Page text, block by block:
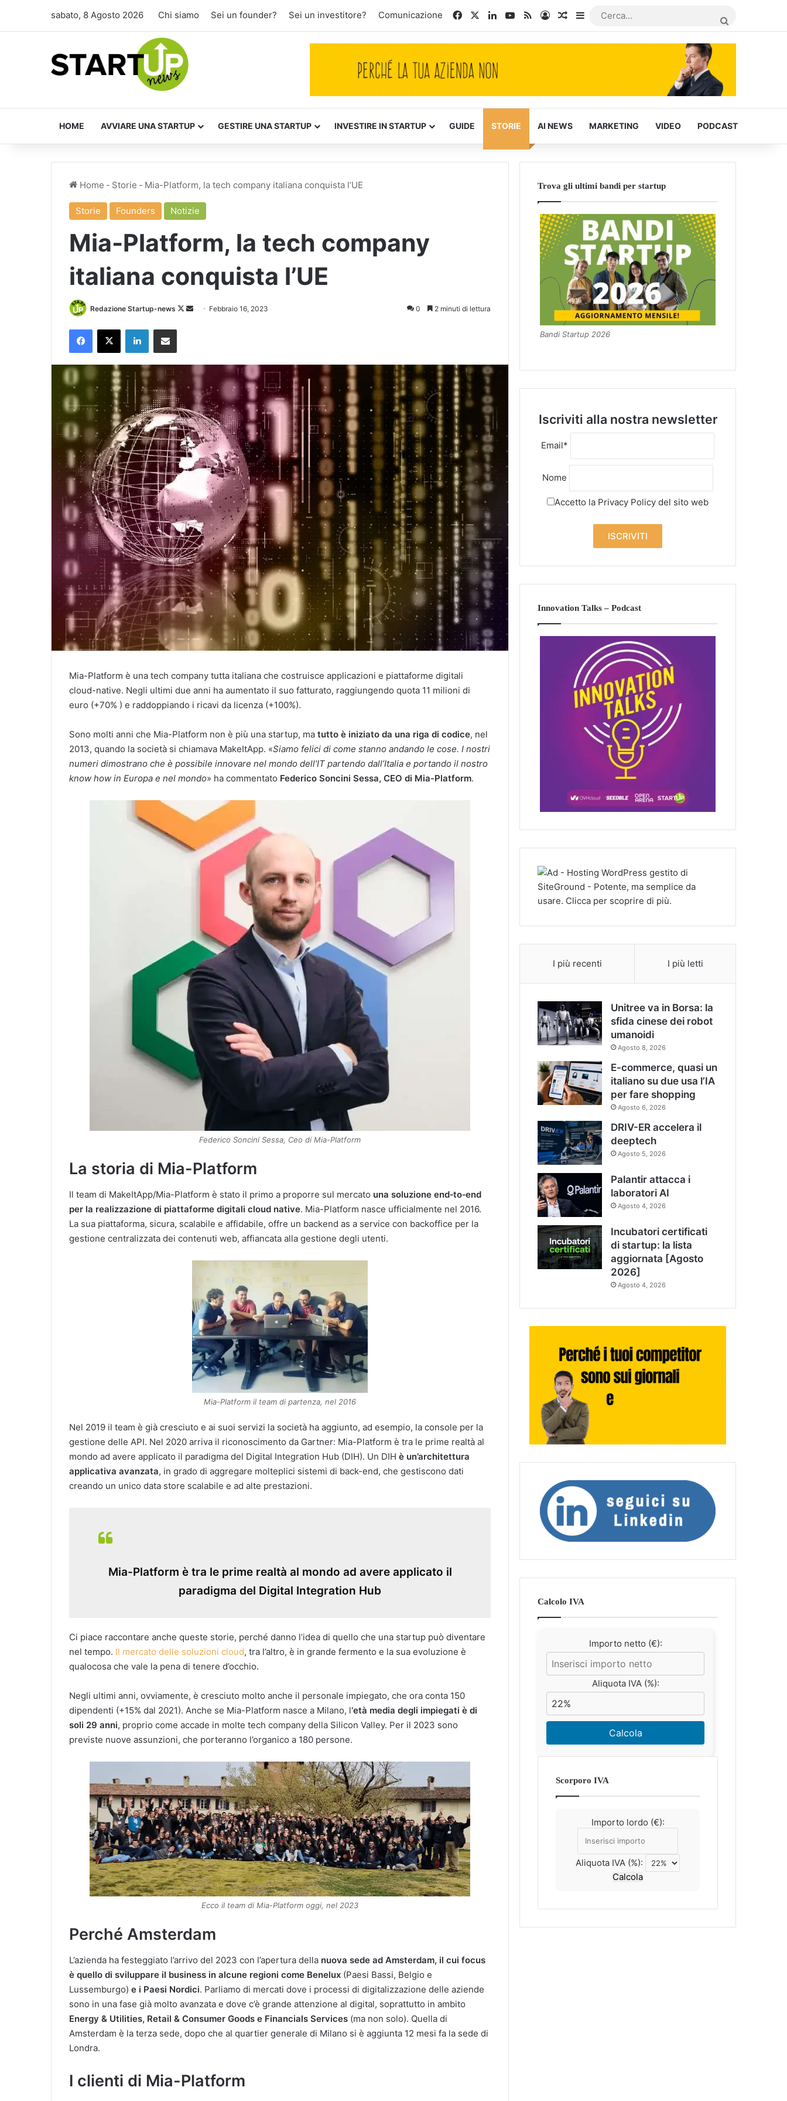
sabato, 8 Agosto 2026 Chi siamo Sei un founder? Sei un investitore? Comunicazione FacebookLinkedInYou Tube
RSSAccediArticoli Casuali
Barra laterale
HOME AVVIARE UNA STARTUP GESTIRE UNA STARTUP INVESTIRE IN STARTUP GUIDE STORIE AI NEWS MARKETING VIDEO PODCAST
Home - Storie - Mia-Platform, la tech company italiana conquista l’UE
Storie Founders Notizie
Mia-Platform, la tech company
italiana conquista l’UE
Redazione Startup-news
Follow
Invia Febbraio 16, 2023 0 2 minuti di lettura
Facebook
X LinkedInCondividi via Email
Mia-Platform è una tech company tutta italiana che costruisce applicazioni e piattaforme digitali
cloud-native. Negli ultimi due anni ha aumentato il suo fatturato, raggiungendo quota 11 milioni di
euro (+70% ) e raddoppiando i ricavi da licenza (+100%).
Sono molti anni che Mia-Platform non è più una startup, ma tutto è iniziato da una riga di codice, nel
2013, quando la società si chiamava MakeItApp. «Siamo felici di come stanno andando le cose. I nostri
numeri dimostrano che è possibile innovare nel mondo dell’IT partendo dall’Italia e portando il nostro
know how in Europa e nel mondo» ha commentato Federico Soncini Sessa, CEO di Mia-Platform.
Federico Soncini Sessa, Ceo di Mia-Platform
La storia di Mia-Platform
Il team di MakeItApp/Mia-Platform è stato il primo a proporre sul mercato una soluzione end‑to‑end
per la realizzazione di piattaforme digitali cloud native. Mia-Platform nasce ufficialmente nel 2016.
La sua piattaforma, sicura, scalabile e affidabile, offre un backend as a service con backoffice per la
gestione centralizzata dei contenuti web, affiancata alla gestione degli utenti.
Mia-Platform il team di partenza, nel 2016
Nel 2019 il team è già cresciuto e ai suoi servizi la società ha aggiunto, ad esempio, la console per la
gestione delle API. Nel 2020 arriva il riconoscimento da Gartner: Mia-Platform è tra le prime realtà al
mondo ad avere applicato il paradigma del Digital Integration Hub (DIH). Un DIH è un’architettura
applicativa avanzata, in grado di aggregare molteplici sistemi di back-end, che gestiscono dati
creando un unico data store scalabile e ad alte prestazioni.
Mia-Platform è tra le prime realtà al mondo ad avere applicato il
paradigma del Digital Integration Hub
Ci piace raccontare anche queste storie, perché danno l’idea di quello che una startup può diventare
nel tempo. Il mercato delle soluzioni cloud, tra l’altro, è in grande fermento e la sua evoluzione è
qualocosa che vale la pena di tenere d’occhio.
Negli ultimi anni, ovviamente, è cresciuto molto anche il personale impiegato, che ora conta 150
dipendenti (+15% dal 2021). Anche se Mia-Platform nasce a Milano, l‘età media degli impiegati è di
soli 29 anni, proprio come accade in molte tech company della Silicon Valley. Per il 2023 sono
previste nuove assunzioni, che porteranno l’organico a 180 persone.
Ecco il team di Mia-Platform oggi, nel 2023
Perché Amsterdam
L’azienda ha festeggiato l’arrivo del 2023 con l’apertura della nuova sede ad Amsterdam, il cui focus
è quello di sviluppare il business in alcune regioni come Benelux (Paesi Bassi, Belgio e
Lussemburgo) e i Paesi Nordici. Parliamo di mercati dove i processi di digitalizzazione delle aziende
sono in una fase già molto avanzata e dove c’è grande attenzione al digital, soprattutto in ambito
Energy & Utilities, Retail & Consumer Goods e Financials Services (ma non solo). Quella di
Amsterdam è la terza sede, dopo che al quartier generale di Milano si è aggiunta 12 mesi fa la sede di
Londra.
I clienti di Mia-Platform
Trova gli ultimi bandi per startup
Bandi Startup 2026
Iscriviti alla nostra newsletter
Email*
Nome
Accetto la Privacy Policy del sito web
Innovation Talks – Podcast
I più recenti I più letti
Unitree va in Borsa: la
sfida cinese dei robot
umanoidi
Agosto 8, 2026
E-commerce, quasi un
italiano su due usa l’IA
per fare shopping
Agosto 6, 2026
DRIV-ER accelera il
deeptech
Agosto 5, 2026
Palantir attacca i
laboratori AI
Agosto 4, 2026
Incubatori certificati
di startup: la lista
aggiornata [Agosto
2026]
Agosto 4, 2026
Calcolo IVA
Importo netto (€):
Aliquota IVA (%):
Calcola
Scorporo IVA
Importo lordo (€):
Aliquota IVA (%):
Calcola